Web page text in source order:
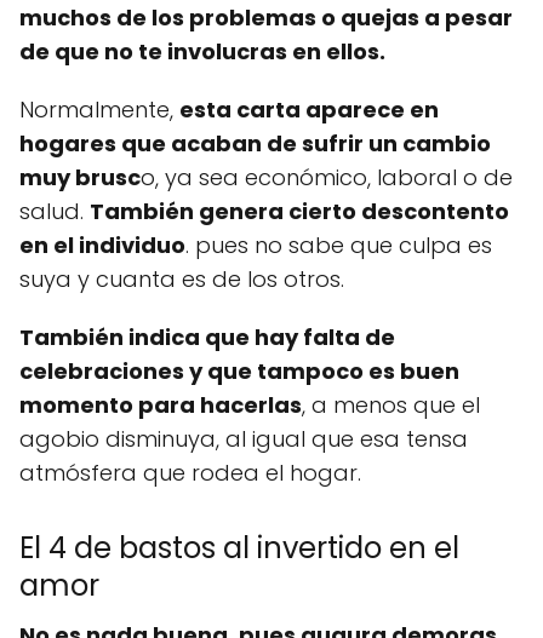
muchos de los problemas o quejas a pesar
de que no te involucras en ellos.
Normalmente, esta carta aparece en
hogares que acaban de sufrir un cambio
muy brusco, ya sea económico, laboral o de
salud. También genera cierto descontento
en el individuo. pues no sabe que culpa es
suya y cuanta es de los otros.
También indica que hay falta de
celebraciones y que tampoco es buen
momento para hacerlas, a menos que el
agobio disminuya, al igual que esa tensa
atmósfera que rodea el hogar.
El 4 de bastos al invertido en el
amor